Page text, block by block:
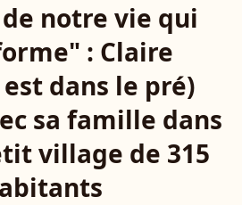
notre vie qui
: Claire
dans le pré)
sa famille dans
village de 315